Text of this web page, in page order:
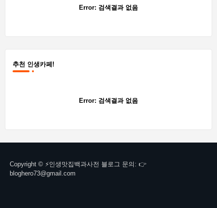
Error: 검색결과 없음
추천 인생카페!
Error: 검색결과 없음
Copyright © ⚡인생맛집백과사전 블로그 문의: 👉
bloghero73@gmail.com